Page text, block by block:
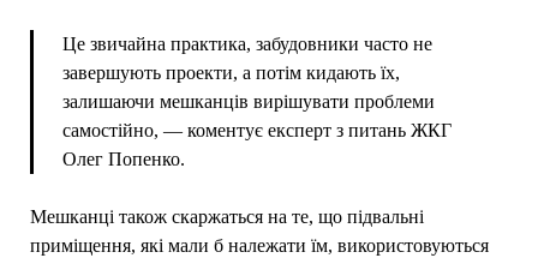
Це звичайна практика, забудовники часто не
завершують проекти, а потім кидають їх,
залишаючи мешканців вирішувати проблеми
самостійно, — коментує експерт з питань ЖКГ
Олег Попенко.
Мешканці також скаржаться на те, що підвальні
приміщення, які мали б належати їм, використовуються